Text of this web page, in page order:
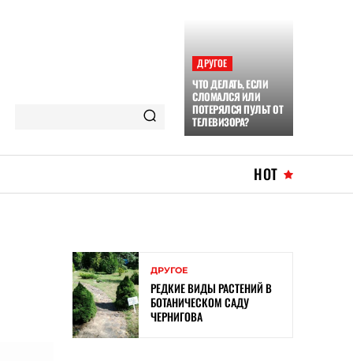
ДРУГОЕ
ЧТО ДЕЛАТЬ, ЕСЛИ
СЛОМАЛСЯ ИЛИ
ПОТЕРЯЛСЯ ПУЛЬТ ОТ
ТЕЛЕВИЗОРА?
HOT
ДРУГОЕ
РЕДКИЕ ВИДЫ РАСТЕНИЙ В
БОТАНИЧЕСКОМ САДУ
ЧЕРНИГОВА